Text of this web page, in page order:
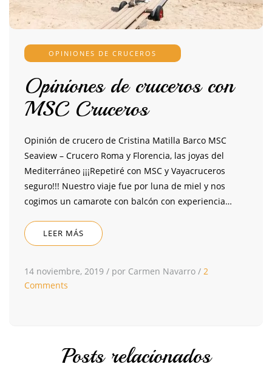
OPINIONES DE CRUCEROS
Opiniones de cruceros con
MSC Cruceros
Opinión de crucero de Cristina Matilla Barco MSC
Seaview – Crucero Roma y Florencia, las joyas del
Mediterráneo ¡¡¡Repetiré con MSC y Vayacruceros
seguro!!! Nuestro viaje fue por luna de miel y nos
cogimos un camarote con balcón con experiencia…
LEER MÁS
14 noviembre, 2019 / por Carmen Navarro / 2
Comments
Posts relacionados